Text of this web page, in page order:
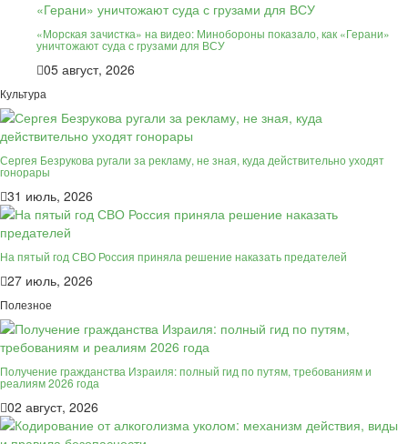
«Морская зачистка» на видео: Минобороны показало, как «Герани»
уничтожают суда с грузами для ВСУ
05 август, 2026
Культура
Сергея Безрукова ругали за рекламу, не зная, куда действительно уходят
гонорары
31 июль, 2026
На пятый год СВО Россия приняла решение наказать предателей
27 июль, 2026
Полезное
Получение гражданства Израиля: полный гид по путям, требованиям и
реалиям 2026 года
02 август, 2026